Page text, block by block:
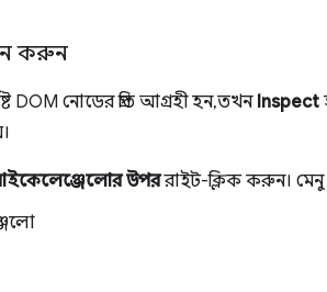
করুন
DOM নোডের প্রতি আগ্রহী হন, তখনInspect
উপররাইট-ক্লিক করুন।